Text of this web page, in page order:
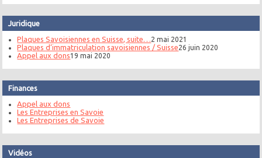
Juridique
Plaques Savoisiennes en Suisse, suite… 2 mai 2021
Plaques d’immatriculation savoisiennes / Suisse26 juin 2020
Appel aux dons19 mai 2020
Finances
Appel aux dons
Les Entreprises en Savoie
Les Entreprises de Savoie
Vidéos